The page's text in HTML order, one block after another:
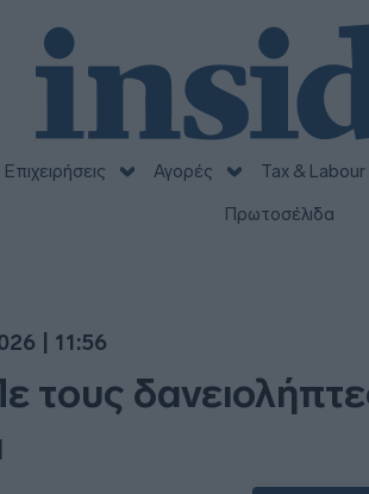
Επιχειρήσεις Αγορές Tax & Labour
Πρωτοσέλιδα
| 11:56
τους